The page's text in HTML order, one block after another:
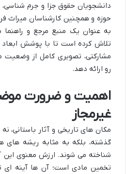
دانشجویان حقوق جزا و جرم
حوزه و همچنین کارشناسان میراث
به عنوان یک منبع مرجع و راهنما
تلاش کرده است تا با پوشش ابعاد
مشارکتی، تصویری کامل از
رو ارائه دهد.
اهمیت و ضرورت
غیرمجاز
مکان های تاریخی و آثار باستانی،
گذشته، بلکه به مثابه ریشه
شناخته می شوند. ارزش معنوی این
تخمین مادی است؛ آن ها آینه ای